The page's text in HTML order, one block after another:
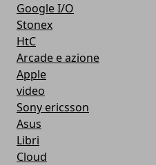
Google I/O
Stonex
HtC
Arcade e azione
Apple
video
Sony ericsson
Asus
Libri
Cloud